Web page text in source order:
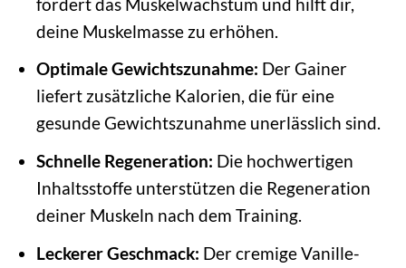
deine Muskelmasse zu erhöhen.
Optimale Gewichtszunahme: Der Gainer
liefert zusätzliche Kalorien, die für eine
gesunde Gewichtszunahme unerlässlich sind.
Schnelle Regeneration: Die hochwertigen
Inhaltsstoffe unterstützen die Regeneration
deiner Muskeln nach dem Training.
Leckerer Geschmack: Der cremige Vanille-